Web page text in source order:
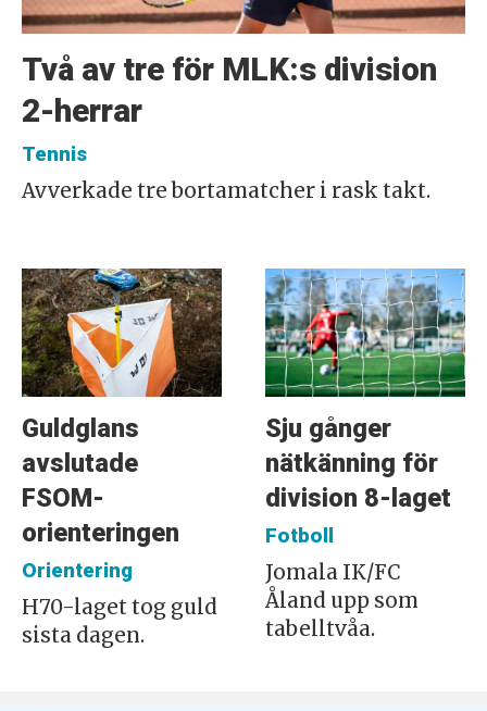
Två av tre för MLK:s division
2-herrar
Tennis
Avverkade tre bortamatcher i rask takt.
Guldglans
avslutade
FSOM-
orienteringen
Orientering
H70-laget tog guld
sista dagen.
Sju gånger
nätkänning för
division 8-laget
Fotboll
Jomala IK/FC
Åland upp som
tabelltvåa.